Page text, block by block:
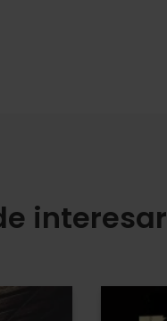
interesar